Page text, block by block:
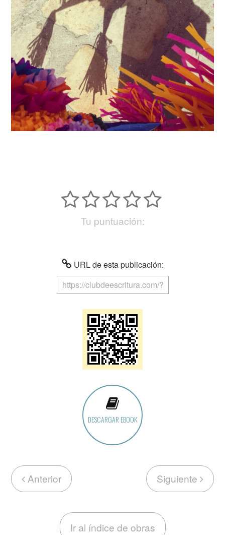
Tu puntuación:
URL de esta publicación:
DESCARGAR EBOOK
Anterior Siguiente
Ir al índice de obras